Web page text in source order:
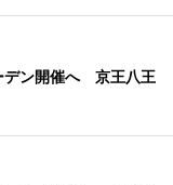
デン開催へ 京王八王